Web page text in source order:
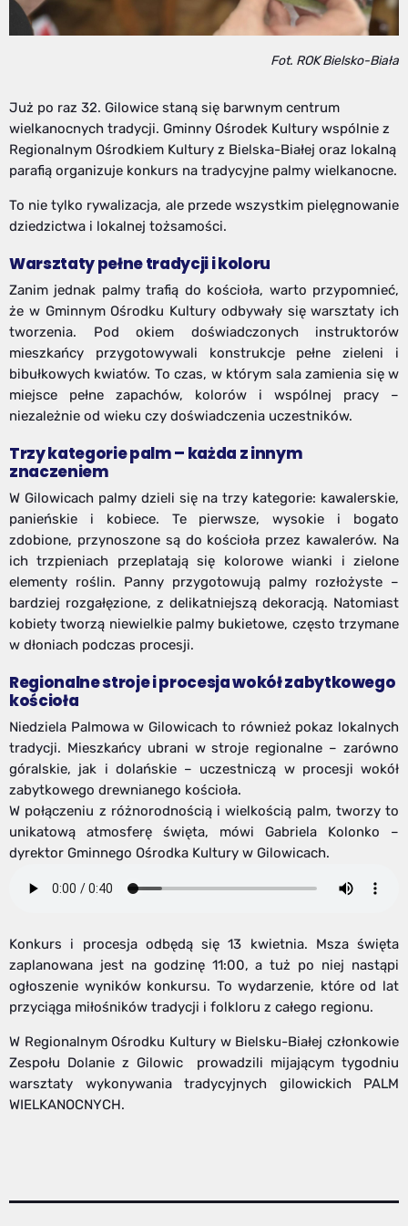
Fot. ROK Bielsko-Biała
Już po raz 32. Gilowice staną się barwnym centrum
wielkanocnych tradycji. Gminny Ośrodek Kultury wspólnie z
Regionalnym Ośrodkiem Kultury z Bielska-Białej oraz lokalną
parafią organizuje konkurs na tradycyjne palmy wielkanocne.
To nie tylko rywalizacja, ale przede wszystkim pielęgnowanie
dziedzictwa i lokalnej tożsamości.
Warsztaty pełne tradycji i koloru
Zanim jednak palmy trafią do kościoła, warto przypomnieć,
że w Gminnym Ośrodku Kultury odbywały się warsztaty ich
tworzenia. Pod okiem doświadczonych instruktorów
mieszkańcy przygotowywali konstrukcje pełne zieleni i
bibułkowych kwiatów. To czas, w którym sala zamienia się w
miejsce pełne zapachów, kolorów i wspólnej pracy –
niezależnie od wieku czy doświadczenia uczestników.
Trzy kategorie palm – każda z innym
znaczeniem
W Gilowicach palmy dzieli się na trzy kategorie: kawalerskie,
panieńskie i kobiece. Te pierwsze, wysokie i bogato
zdobione, przynoszone są do kościoła przez kawalerów. Na
ich trzpieniach przeplatają się kolorowe wianki i zielone
elementy roślin. Panny przygotowują palmy rozłożyste –
bardziej rozgałęzione, z delikatniejszą dekoracją. Natomiast
kobiety tworzą niewielkie palmy bukietowe, często trzymane
w dłoniach podczas procesji.
Regionalne stroje i procesja wokół zabytkowego
kościoła
Niedziela Palmowa w Gilowicach to również pokaz lokalnych
tradycji. Mieszkańcy ubrani w stroje regionalne – zarówno
góralskie, jak i dolańskie – uczestniczą w procesji wokół
zabytkowego drewnianego kościoła.
W połączeniu z różnorodnością i wielkością palm, tworzy to
unikatową atmosferę święta, mówi Gabriela Kolonko –
dyrektor Gminnego Ośrodka Kultury w Gilowicach.
Konkurs i procesja odbędą się 13 kwietnia. Msza święta
zaplanowana jest na godzinę 11:00, a tuż po niej nastąpi
ogłoszenie wyników konkursu. To wydarzenie, które od lat
przyciąga miłośników tradycji i folkloru z całego regionu.
W Regionalnym Ośrodku Kultury w Bielsku-Białej członkowie
Zespołu Dolanie z Gilowic prowadzili mijającym tygodniu
warsztaty wykonywania tradycyjnych gilowickich PALM
WIELKANOCNYCH.